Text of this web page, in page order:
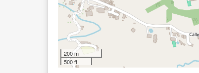
200 m
500 ft